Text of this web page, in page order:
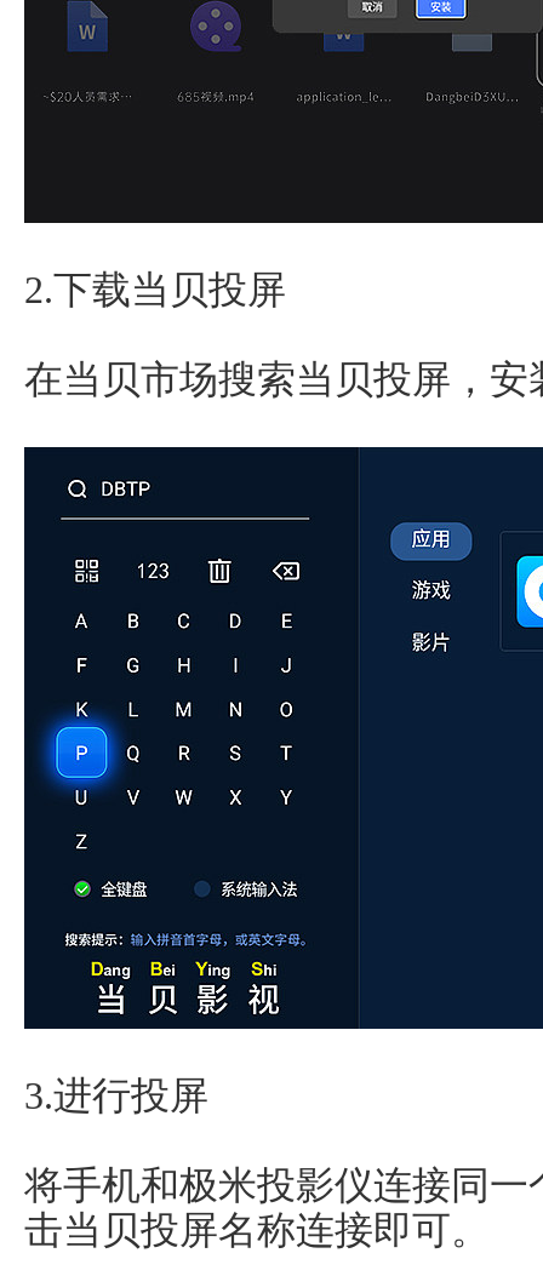
2.下载当贝投屏
在当贝市场搜索当贝投屏，安
3.进行投屏
将手机和极米投影仪连接同
击当贝投屏名称连接即可。